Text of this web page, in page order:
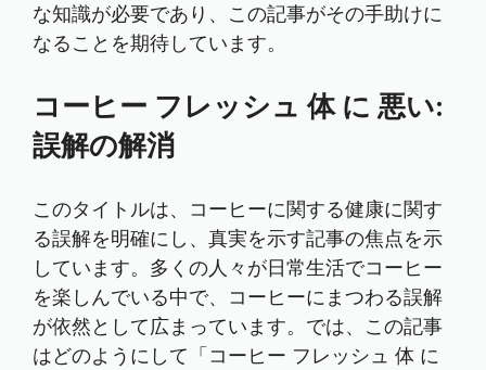
な知識が必要であり、この記事がその手助けに
なることを期待しています。
コーヒー フレッシュ 体 に 悪い:
誤解の解消
このタイトルは、コーヒーに関する健康に関す
る誤解を明確にし、真実を示す記事の焦点を示
しています。多くの人々が日常生活でコーヒー
を楽しんでいる中で、コーヒーにまつわる誤解
が依然として広まっています。では、この記事
はどのようにして「コーヒー フレッシュ 体 に